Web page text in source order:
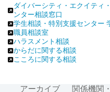
ダイバーシティ・エクイティ
ンター相談窓口
学生相談・特別支援センター
職員相談室
ハラスメント相談
からだに関する相談
こころに関する相談
アーカイブ 関係機関